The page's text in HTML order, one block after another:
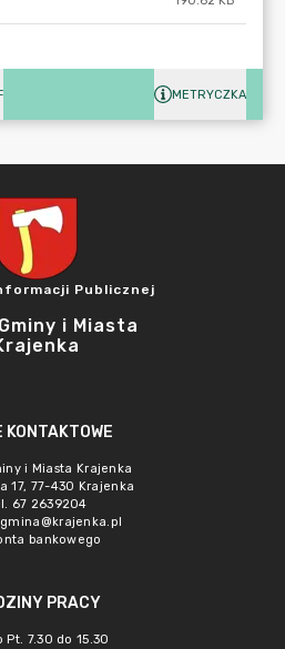
METRYCZKA
Publicznej
i Miasta
KONTAKTOWE
i Miasta Krajenka
17, 77-430 Krajenka
67 2639204
gmina@krajenka.pl
bankowego
PRACY
Pt. 7.30 do 15.30